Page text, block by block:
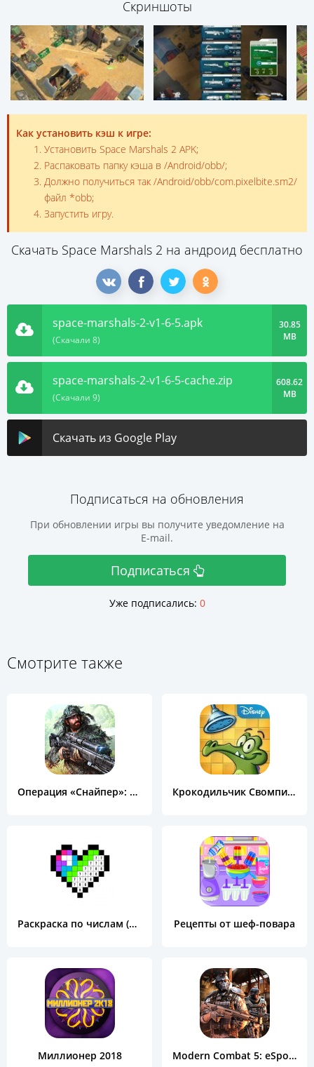
Скриншоты
Как установить кэш к игре:
Установить Space Marshals 2 APK;
Распаковать папку кэша в /Android/obb/;
Должно получиться так /Android/obb/com.pixelbite.sm2/
файл *obb;
Запустить игру.
Скачать Space Marshals 2 на андроид бесплатно
space-marshals-2-v1-6-5.apk
(Скачали 8)
30.85
MB
space-marshals-2-v1-6-5-cache.zip
(Скачали 9)
608.62
MB
Скачать из Google Play
Подписаться на обновления
При обновлении игры вы получите уведомление на
E-mail.
Подписаться
Уже подписались: 0
Смотрите также
Операция «Снайпер»: Топ 3D шутер Крокодильчик Свомпи Free
Раскраска по числам (Color by Number) Рецепты от шеф-повара
Миллионер 2018 Modern Combat 5: eSports FPS